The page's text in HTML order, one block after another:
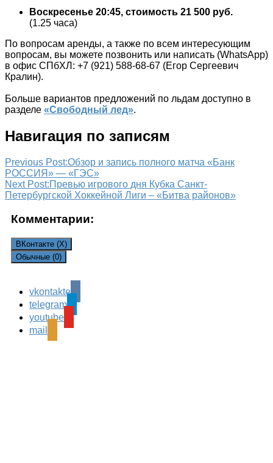
Воскресенье 20:45, стоимость 21 500 руб.
(1.25 часа)
По вопросам аренды, а также по всем интересующим
вопросам, вы можете позвонить или написать (WhatsApp)
в офис СПбХЛ: +7 (921) 588-68-67 (Егор Сергеевич
Кралин).
Больше вариантов предложений по льдам доступно в
разделе «Свободный лед».
Навигация по записям
Previous Post:Обзор и запись полного матча «Банк
РОССИЯ» — «ГЭС»
Next Post:Превью игрового дня Кубка Санкт-
Петербургской Хоккейной Лиги – «Битва районов»
Комментарии:
ВКонтакте (X)
Обычные (0)
Leave a Reply
Ваш адрес email не будет опубликован.
поля помечены
vkontakte
telegram
youtube
mail